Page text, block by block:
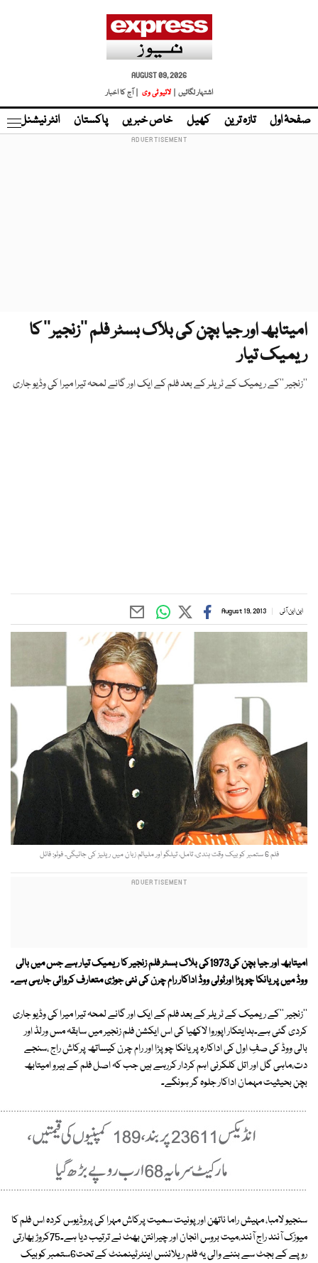
AUGUST 09, 2026
اشتہار لگائیں |
لائیو ٹی وی | آج کا اخبار
صفحۂ اول تازہ ترین کھیل خاص خبریں پاکستان انٹر نیشنل
امیتابھ اور جیا بچن کی بلاک بسٹر فلم ’’زنجیر‘‘ کا
ریمیک تیار
’’زنجیر ‘‘کے ریمیک کے ٹریلر کے بعد فلم کے ایک اور گانے لمحہ تیرا میرا کی وڈیو جاری
این این آئی August 19, 2013
فلم 6 ستمبر کو بیک وقت ہندی، تامل، تیلگو اور ملیالم زبان میں ریلیز کی جائیگی۔ فوٹو: فائل
امیتابھ اور جیا بچن کی1973کی بلاک بسٹر فلم زنجیر کا ریمیک تیار ہے جس میں بالی
ووڈ میں پریانکا چوپڑا اورٹولی ووڈ اداکار رام چرن کی نئی جوڑی متعارف کروائی جارہی ہے۔
''زنجیر ''کے ریمیک کے ٹریلر کے بعد فلم کے ایک اور گانے لمحہ تیرا میرا کی وڈیو جاری
کردی گئی ہے۔ہدایتکار اپوروا لاکھیا کی اس ایکشن فلم زنجیر میں سابقہ مس ورلڈ اور
بالی ووڈ کی صفِ اول کی اداکارہ پریانکا چوپڑا اور رام چرن کیساتھ پرکاش راج ،سنجے
دت،ماہی گل اور اتل کلکرنی اہم کردار کررہے ہیں جب کہ اصل فلم کے ہیرو امیتابھ
بچن بحیثیت مہمان اداکار جلوہ گر ہونگے۔
سنجیو لامبا، مہیش راما ناتھن اور پونیت سمیت پرکاش مہرا کی پروڈیوس کردہ اس فلم کا
میوزک آنند راج آنند،میت بروس انجان اور چیرانتن بھٹ نے ترتیب دیا ہے۔75کروڑ بھارتی
روپے کے بجٹ سے بننے والی یہ فلم ریلائنس اینٹرٹینمنٹ کے تحت6ستمبر کوبیک